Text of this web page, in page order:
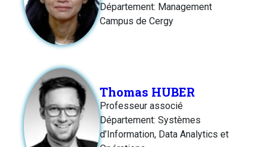
Département: Management
Campus de Cergy
Thomas HUBER
Professeur associé
Département: Systèmes
d’Information, Data Analytics et